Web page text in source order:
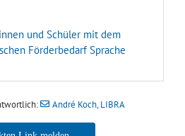
und Schüler mit dem
Förderbedarf Sprache
André Koch, LIBRA